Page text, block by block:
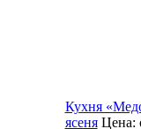
Кухня
ясеня Цена: